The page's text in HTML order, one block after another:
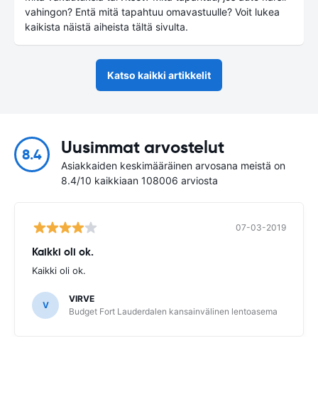
vahingon? Entä mitä tapahtuu omavastuulle? Voit lukea
kaikista näistä aiheista tältä sivulta.
Katso kaikki artikkelit
8.4 Uusimmat arvostelut
Asiakkaiden keskimääräinen arvosana meistä on
8.4/10 kaikkiaan 108006 arviosta
07-03-2019
Kaikki oli ok.
Kaikki oli ok.
V
VIRVE
Budget Fort Lauderdalen kansainvälinen lentoasema